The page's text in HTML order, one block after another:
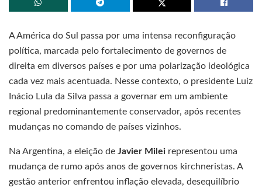
A América do Sul passa por uma intensa reconfiguração
política, marcada pelo fortalecimento de governos de
direita em diversos países e por uma polarização ideológica
cada vez mais acentuada. Nesse contexto, o presidente Luiz
Inácio Lula da Silva passa a governar em um ambiente
regional predominantemente conservador, após recentes
mudanças no comando de países vizinhos.
Na Argentina, a eleição de Javier Milei representou uma
mudança de rumo após anos de governos kirchneristas. A
gestão anterior enfrentou inflação elevada, desequilíbrio